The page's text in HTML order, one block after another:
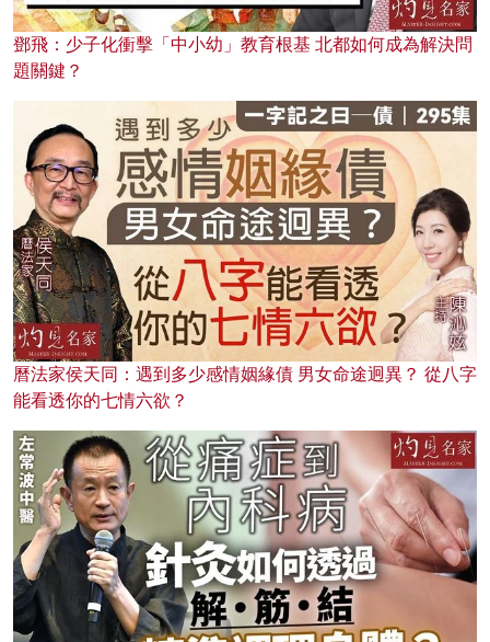
鄧飛：少子化衝擊「中小幼」教育根基 北都如何成為解決問
題關鍵？
曆法家侯天同：遇到多少感情姻緣債 男女命途迥異？ 從八字
能看透你的七情六欲？